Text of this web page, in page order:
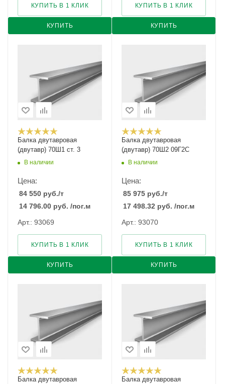
КУПИТЬ
КУПИТЬ В 1 КЛИК
КУПИТЬ
КУПИТЬ В 1 КЛИК
Балка двутавровая
(двутавр) 70Ш1 ст. 3
В наличии
Цена:
84 550 руб./т
14 796.00 руб. /пог.м
Арт.: 93069
КУПИТЬ
КУПИТЬ В 1 КЛИК
Балка двутавровая
(двутавр) 70Ш2 09Г2С
В наличии
Цена:
85 975 руб./т
17 498.32 руб. /пог.м
Арт.: 93070
КУПИТЬ
КУПИТЬ В 1 КЛИК
Балка двутавровая Балка двутавровая